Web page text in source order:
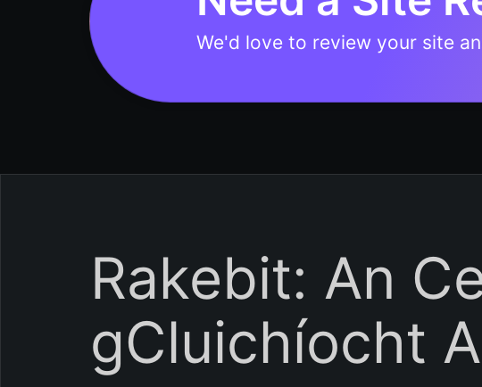
We'd love to review your site
Rakebit: An
gCluichíocht